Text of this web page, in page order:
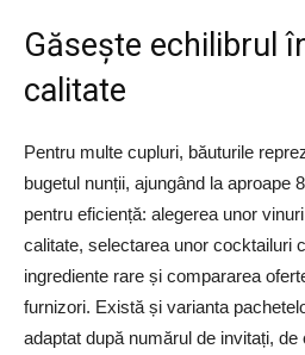
Găsește echilibrul
calitate
Pentru multe cupluri, băuturile
bugetul nunții, ajungând la aproape
pentru eficiență: alegerea unor
calitate, selectarea unor cocktailuri
ingrediente rare și compararea
furnizori. Există și varianta
adaptat după numărul de invitați, de